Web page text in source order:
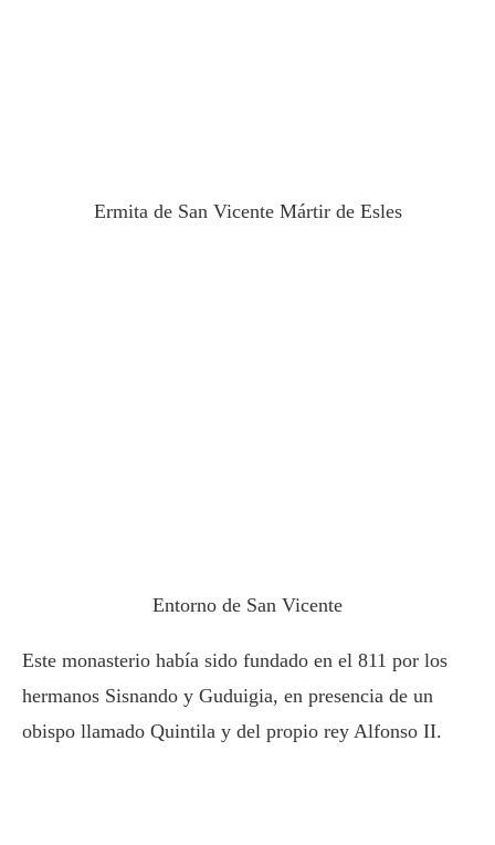
Ermita de San Vicente Mártir de Esles
Entorno de San Vicente
Este monasterio había sido fundado en el 811 por los
hermanos Sisnando y Guduigia, en presencia de un
obispo llamado Quintila y del propio rey Alfonso II.